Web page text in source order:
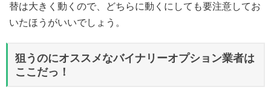
替は大きく動くので、どちらに動くにしても要注意してお
いたほうがいいでしょう。
狙うのにオススメなバイナリーオプション業者は
ここだっ！